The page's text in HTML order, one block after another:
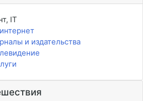
IT
и издательства